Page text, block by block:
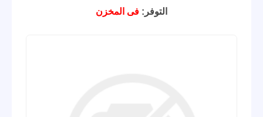
التوفر: فى المخزن